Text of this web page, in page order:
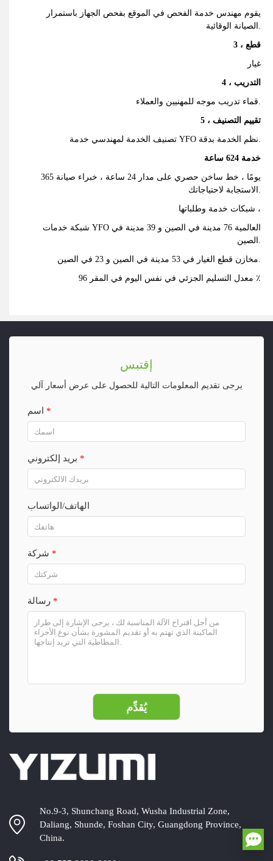
يقوم مهندس خدمة الفحص في الموقع بفحص الجهاز باستمرار
الصيانة الوقائية.
3 ، قطع
غيار
4 ، التدريب
قماء تدريب موجه للمهنيين والعملاء.
5 ، تقييم التصنيف
تصنيف الخدمة لمهندسي خدمة YFO نظم الخدمة بدقة.
خدمة 624 ساعة
365 يومًا ، خط ساخن حصري على مدار 24 ساعة ، خبراء صيانة
الاستجابة لاحتياجاتك.
شبكات خدمة وطلباتها ،
شبكة خدمات YFO العالمية 76 مدينة في الصين و 39 مدينة في
الصين.
مخازن قطع الغيار في 53 مدينة في الصين و 23 في الصين.
معدل التسليم الجزئي في نفس اليوم في المقر 96 ٪
إقتبس
يرجى تقديم المعلومات التالية للحصول على عرض أسعار آلي
*
*
الهاتف/الواتساب
*
*
No.9-3, Shunchang Road, Wusha Industrial Zone,
Daliang, Shunde, Foshan City, Guangdong Province,
China.